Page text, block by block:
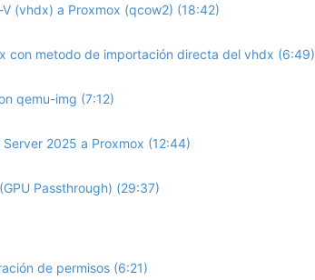
(vhdx) a Proxmox (qcow2) (18:42)
con metodo de importación directa del vhdx (6:49)
qemu-img (7:12)
2025 a Proxmox (12:44)
Passthrough) (29:37)
de permisos (6:21)